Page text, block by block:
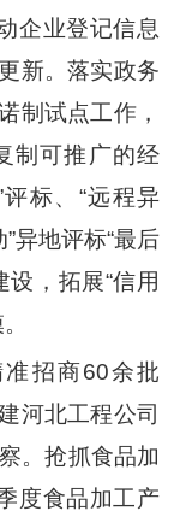
企业登记信息
新。落实政务
制试点工作，
制可推广的经
评标、 “远程异
”异地评标“最后
设，拓展“信用
招商60余批
河北工程公司
。抢抓食品加
度食品加工产